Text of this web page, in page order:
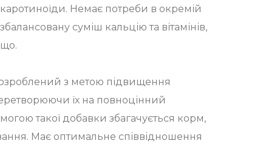
Немає потреби в окремій
суміш кальцію та вітамінів,
з метою підвищення
їх на повноцінний
такої добавки збагачується корм,
Має оптимальне співвідношення